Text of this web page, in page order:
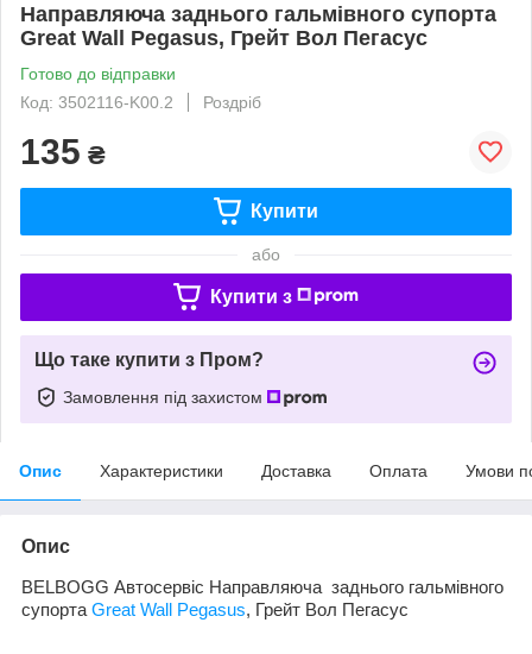
Направляюча заднього гальмівного супорта
Great Wall Pegasus, Грейт Вол Пегасус
Готово до відправки
Код: 3502116-K00.2
Роздріб
135 ₴
Купити
або
Купити з
Що таке купити з Пром?
Замовлення під захистом
Опис Характеристики Доставка Оплата Умови
Опис
BELBOGG Автосервіс Направляюча заднього гальмівного
супорта Great Wall Pegasus, Грейт Вол Пегасус